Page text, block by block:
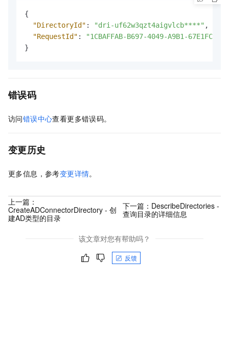
{
"DirectoryId" : "dri-uf62w3qzt4aigvlcb****" ,
"RequestId" :
"1CBAFFAB-B697-4049-A9B1-
}
错误码
访问错误中心查看更多错误码。
变更历史
更多信息，参考变更详情。
上一篇：
CreateADConnectorDirectory - 创
建AD类型的目录
下一篇： DescribeDirectories -
查询目录的详细信息
该文章对您有帮助吗？
反馈